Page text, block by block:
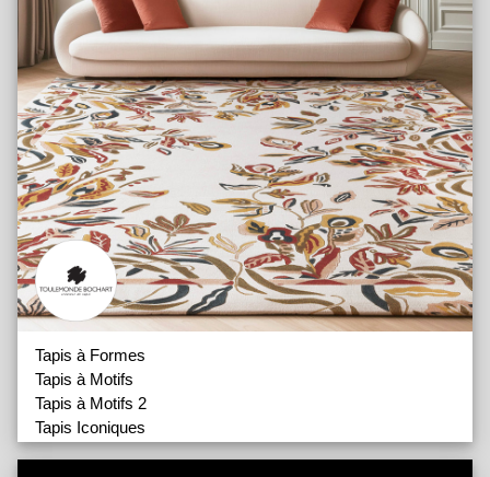
Tapis à Formes
Tapis à Motifs
Tapis à Motifs 2
Tapis Iconiques
Tapis Outdoor In and Out